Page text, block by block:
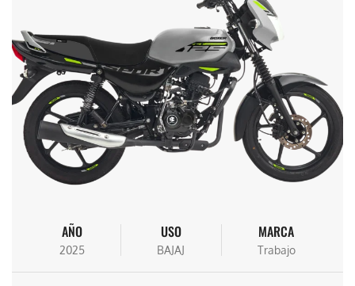
AÑO
2025
USO
BAJAJ
MARCA
Trabajo